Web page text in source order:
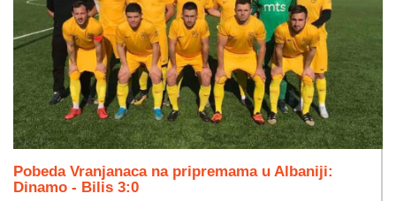
Pobeda Vranjanaca na pripremama u Albaniji:
Dinamo - Bilis 3:0